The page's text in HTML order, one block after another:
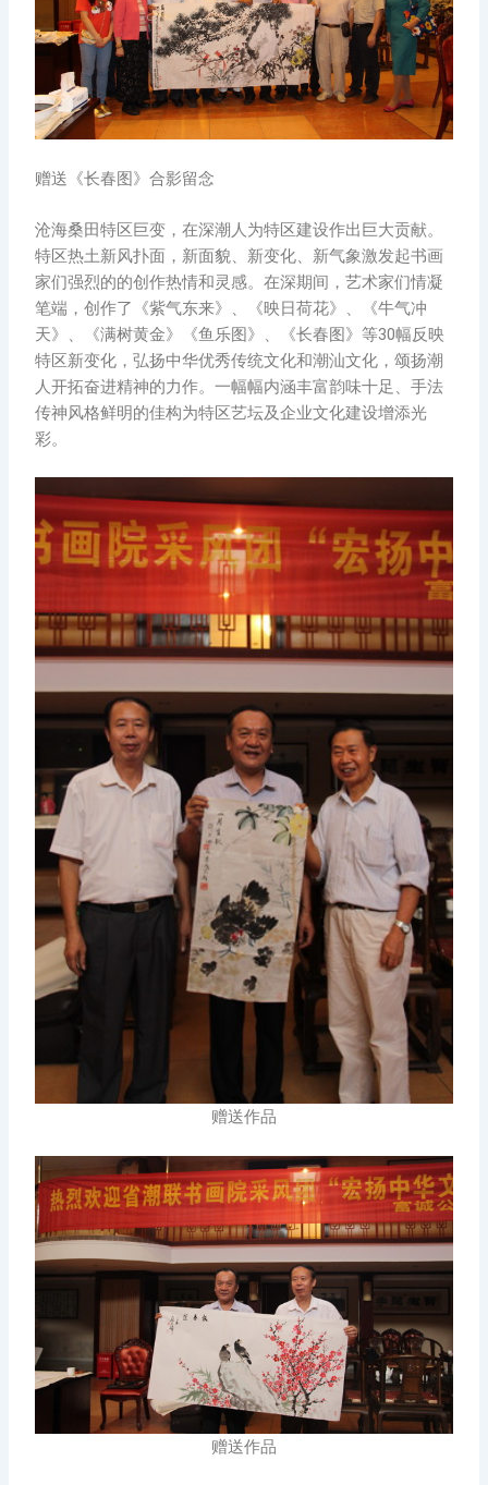
赠送《长春图》合影留念
沧海桑田特区巨变，在深潮人为特区建设作出巨大贡献。
特区热土新风扑面，新面貌、新变化、新气象激发起书画
家们强烈的的创作热情和灵感。在深期间，艺术家们情凝
笔端，创作了《紫气东来》、《映日荷花》、《牛气冲
天》、《满树黄金》《鱼乐图》、《长春图》等30幅反映
特区新变化，弘扬中华优秀传统文化和潮汕文化，颂扬潮
人开拓奋进精神的力作。一幅幅内涵丰富韵味十足、手法
传神风格鲜明的佳构为特区艺坛及企业文化建设增添光
彩。
赠送作品
赠送作品